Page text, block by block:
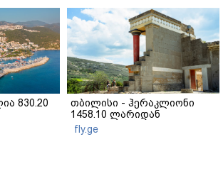
830.20
თბილისი - ჰერაკლიონი
1458.10 ლარიდან
fly.ge